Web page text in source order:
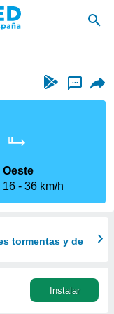
...
Oeste
16
36 km/h
tormentas y de
Instalar